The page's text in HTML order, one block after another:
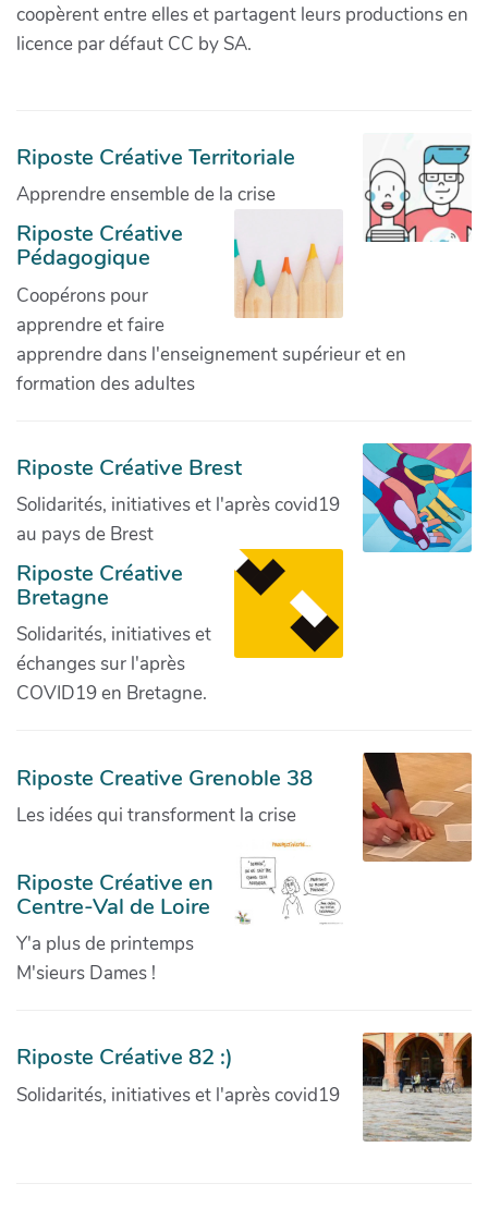
coopèrent entre elles et partagent leurs productions en
licence par défaut CC by SA.
Riposte Créative Territoriale
Apprendre ensemble de la crise
Riposte Créative
Pédagogique
Coopérons pour
apprendre et faire
apprendre dans l'enseignement supérieur et en
formation des adultes
Riposte Créative Brest
Solidarités, initiatives et l'après covid19
au pays de Brest
Riposte Créative
Bretagne
Solidarités, initiatives et
échanges sur l'après
COVID19 en Bretagne.
Riposte Creative Grenoble 38
Les idées qui transforment la crise
Riposte Créative en
Centre-Val de Loire
Y'a plus de printemps
M'sieurs Dames !
Riposte Créative 82 :)
Solidarités, initiatives et l'après covid19